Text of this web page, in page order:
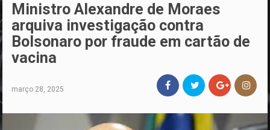
Ministro Alexandre de Moraes
arquiva investigação contra
Bolsonaro por fraude em cartão de
vacina
março 28, 2025